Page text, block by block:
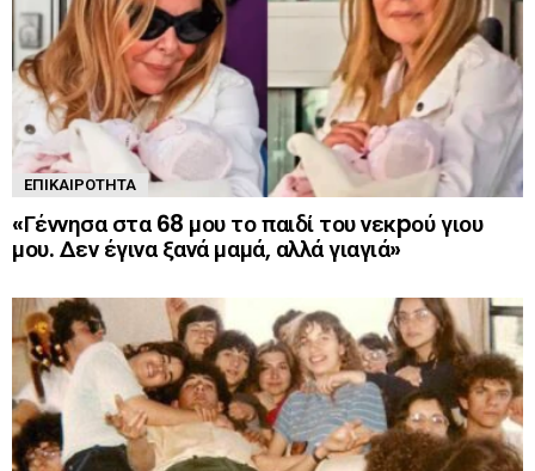
ΕΠΙΚΑΙΡΌΤΗΤΑ
«Γέννησα στα 68 μου το παιδί του νεκpού γιου
μου. Δεν έγινα ξανά μαμά, αλλά γιαγιά»